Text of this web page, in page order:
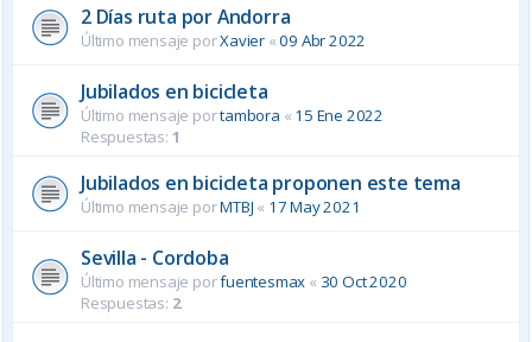
2 Días ruta por Andorra
Último mensaje porXavier «09 Abr 2022
Jubilados en bicicleta
Último mensaje portambora « 15 Ene 2022
Respuestas: 1
Jubilados en bicicleta proponen este tema
Último mensaje porMTBJ « 17 May 2021
Sevilla - Cordoba
Último mensaje porfuentesmax « 30 Oct 2020
Respuestas: 2